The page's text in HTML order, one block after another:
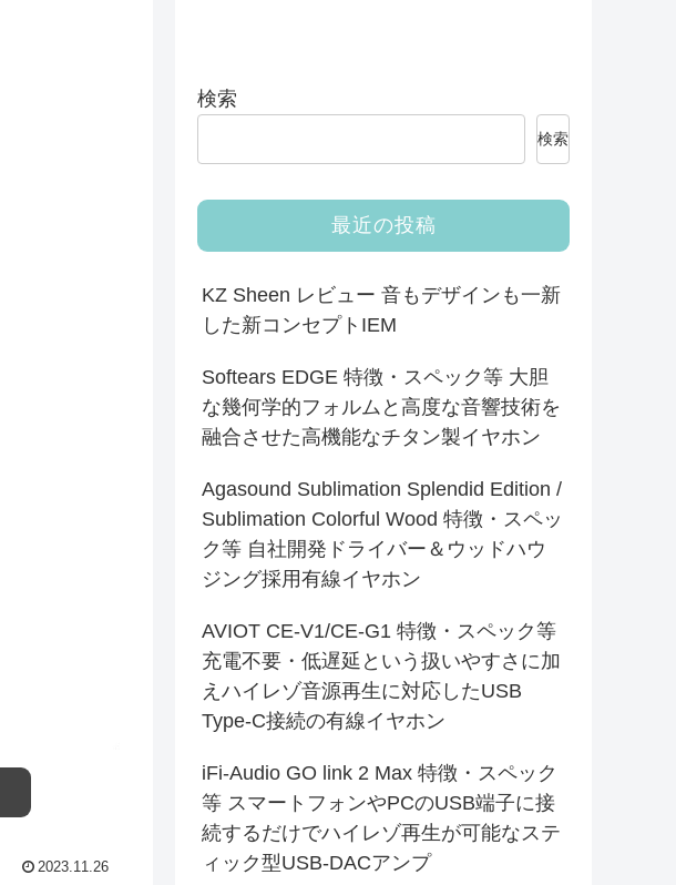
2023.11.26
検索
検索
最近の投稿
KZ Sheen レビュー 音もデザインも一新
した新コンセプトIEM
Softears EDGE 特徴・スペック等 大胆
な幾何学的フォルムと高度な音響技術を
融合させた高機能なチタン製イヤホン
Agasound Sublimation Splendid Edition /
Sublimation Colorful Wood 特徴・スペッ
ク等 自社開発ドライバー＆ウッドハウ
ジング採用有線イヤホン
AVIOT CE-V1/CE-G1 特徴・スペック等
充電不要・低遅延という扱いやすさに加
えハイレゾ音源再生に対応したUSB
Type-C接続の有線イヤホン
iFi-Audio GO link 2 Max 特徴・スペック
等 スマートフォンやPCのUSB端子に接
続するだけでハイレゾ再生が可能なステ
ィック型USB-DACアンプ